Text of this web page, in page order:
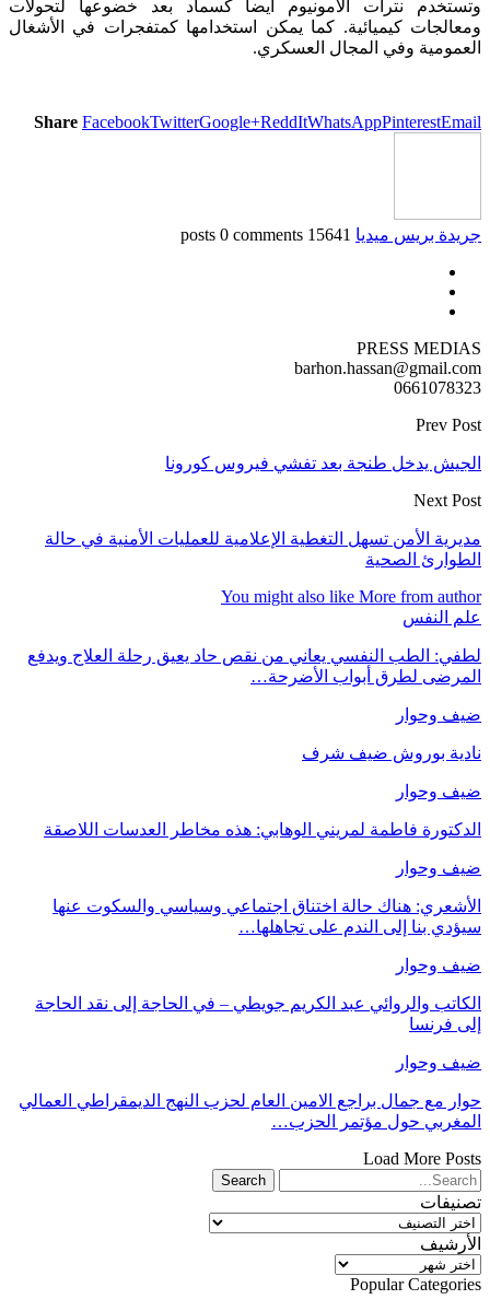
وتستخدم نترات الأمونيوم أيضا كسماد بعد خضوعها لتحولات
ومعالجات كيميائية. كما يمكن استخدامها كمتفجرات في الأشغال
العمومية وفي المجال العسكري.
Share FacebookTwitterGoogle+ReddItWhatsAppPinterestEmail
جريدة بريس ميديا 15641 posts
0 comments
PRESS MEDIAS
barhon.hassan@gmail.com
0661078323
Prev Post
الجيش يدخل طنجة بعد تفشي فيروس كورونا
Next Post
مديرية الأمن تسهل التغطية الإعلامية للعمليات الأمنية في حالة
الطوارئ الصحية
You might also like More from author
علم النفس
لطفي: الطب النفسي يعاني من نقص حاد يعيق رحلة العلاج ويدفع
المرضى لطرق أبواب الأضرحة…
ضيف وحوار
نادية بوروش ضيف شرف
ضيف وحوار
الدكتورة فاطمة لمريني الوهابي: هذه مخاطر العدسات اللاصقة
ضيف وحوار
الأشعري: هناك حالة اختناق اجتماعي وسياسي والسكوت عنها
سيؤدي بنا إلى الندم على تجاهلها…
ضيف وحوار
الكاتب والروائي عبد الكريم جويطي – في الحاجة إلى نقد الحاجة
إلى فرنسا
ضيف وحوار
حوار مع جمال براجع الامين العام لحزب النهج الديمقراطي العمالي
المغربي حول مؤتمر الحزب…
Load More Posts
تصنيفات
تصنيفات
الأرشيف
الأرشيف
Popular Categories